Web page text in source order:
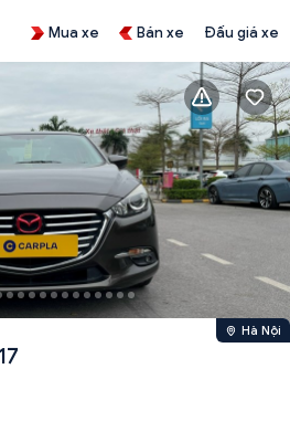
Mua xe Bán xe Đấu giá xe
Hà Nội